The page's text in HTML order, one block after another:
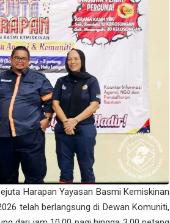
Harapan Yayasan Basmi Kemiskinan
telah berlangsung di Dewan Komuniti,